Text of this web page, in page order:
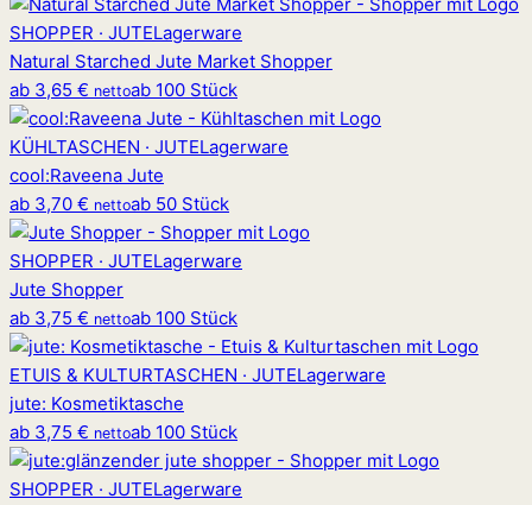
SHOPPER · JUTELagerware
Natural Starched Jute Market Shopper
ab 3,65 € nettoab 100 Stück
KÜHLTASCHEN · JUTELagerware
cool:Raveena Jute
ab 3,70 € nettoab 50 Stück
SHOPPER · JUTELagerware
Jute Shopper
ab 3,75 € nettoab 100 Stück
ETUIS & KULTURTASCHEN · JUTELagerware
jute: Kosmetiktasche
ab 3,75 € nettoab 100 Stück
SHOPPER · JUTELagerware